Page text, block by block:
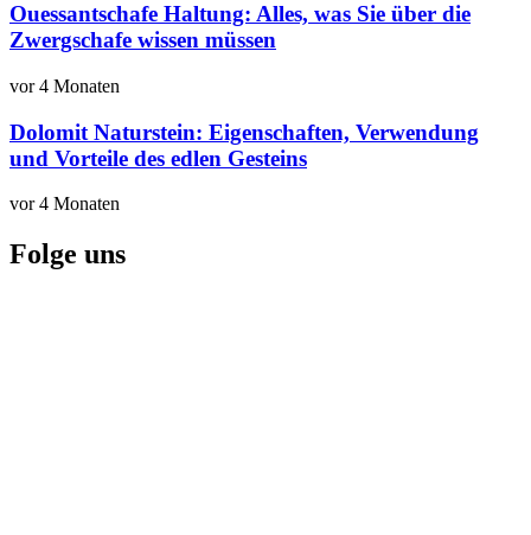
Ouessantschafe Haltung: Alles, was Sie über die
Zwergschafe wissen müssen
vor 4 Monaten
Dolomit Naturstein: Eigenschaften, Verwendung
und Vorteile des edlen Gesteins
vor 4 Monaten
Folge uns